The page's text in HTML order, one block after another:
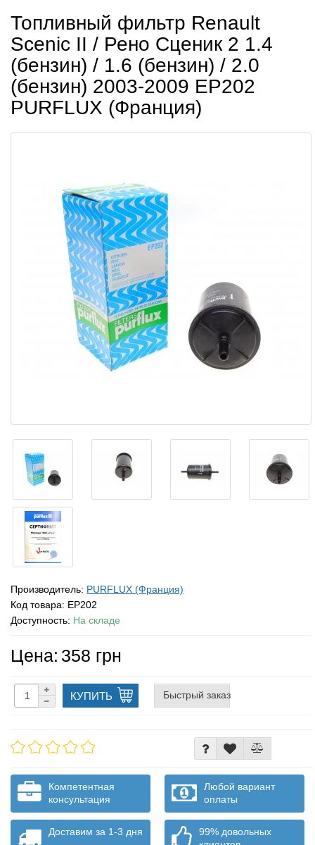
Топливный фильтр Renault
Scenic II / Рено Сценик 2 1.4
(бензин) / 1.6 (бензин) / 2.0
(бензин) 2003-2009 EP202
PURFLUX (Франция)
Производитель: PURFLUX (Франция)
Код товара: EP202
Доступность: На складе
Цена: 358 грн
КУПИТЬ Быстрый заказ
Компетентная
консультация
Любой вариант
оплаты
Доставим за 1-3 дня
99% довольных